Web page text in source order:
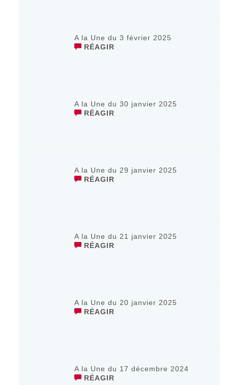
A la Une du 3 février 2025
RÉAGIR
A la Une du 30 janvier 2025
RÉAGIR
A la Une du 29 janvier 2025
RÉAGIR
A la Une du 21 janvier 2025
RÉAGIR
A la Une du 20 janvier 2025
RÉAGIR
A la Une du 17 décembre 2024
RÉAGIR